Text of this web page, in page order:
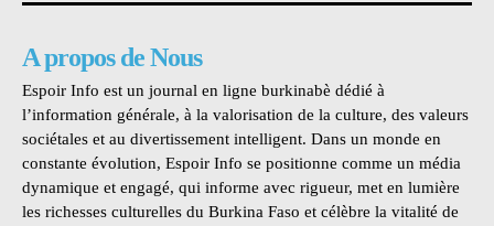
A propos de Nous
Espoir Info est un journal en ligne burkinabè dédié à
l’information générale, à la valorisation de la culture, des valeurs
sociétales et au divertissement intelligent. Dans un monde en
constante évolution, Espoir Info se positionne comme un média
dynamique et engagé, qui informe avec rigueur, met en lumière
les richesses culturelles du Burkina Faso et célèbre la vitalité de